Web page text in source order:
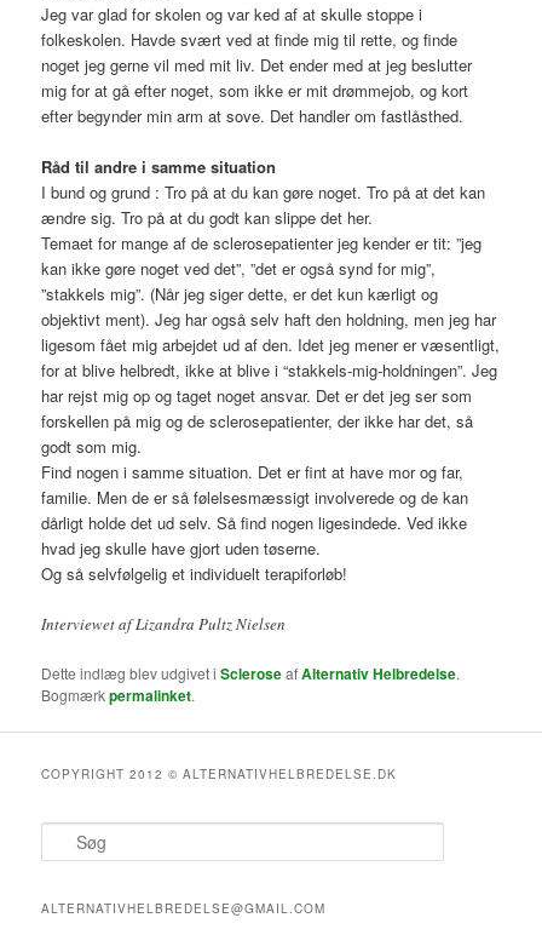
Jeg var glad for skolen og var ked af at skulle stoppe i
folkeskolen. Havde svært ved at finde mig til rette, og finde
noget jeg gerne vil med mit liv. Det ender med at jeg beslutter
mig for at gå efter noget, som ikke er mit drømmejob, og kort
efter begynder min arm at sove. Det handler om fastlåsthed.
Råd til andre i samme situation
I bund og grund : Tro på at du kan gøre noget. Tro på at det kan
ændre sig. Tro på at du godt kan slippe det her.
Temaet for mange af de sclerosepatienter jeg kender er tit: ”jeg
kan ikke gøre noget ved det”, ”det er også synd for mig”,
”stakkels mig”. (Når jeg siger dette, er det kun kærligt og
objektivt ment). Jeg har også selv haft den holdning, men jeg har
ligesom fået mig arbejdet ud af den. Idet jeg mener er væsentligt,
for at blive helbredt, ikke at blive i “stakkels-mig-holdningen”. Jeg
har rejst mig op og taget noget ansvar. Det er det jeg ser som
forskellen på mig og de sclerosepatienter, der ikke har det, så
godt som mig.
Find nogen i samme situation. Det er fint at have mor og far,
familie. Men de er så følelsesmæssigt involverede og de kan
dårligt holde det ud selv. Så find nogen ligesindede. Ved ikke
hvad jeg skulle have gjort uden tøserne.
Og så selvfølgelig et individuelt terapiforløb!
Interviewet af Lizandra Pultz Nielsen
Dette indlæg blev udgivet iScleroseafAlternativ Helbredelse.
Bogmærkpermalinket.
COPYRIGHT 2012 © ALTERNATIVHELBREDELSE.DK
ø
ALTERNATIVHELBREDELSE@GMAIL.COM